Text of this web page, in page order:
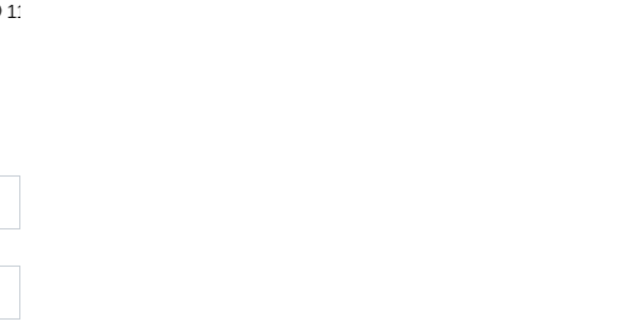
11.08.2024